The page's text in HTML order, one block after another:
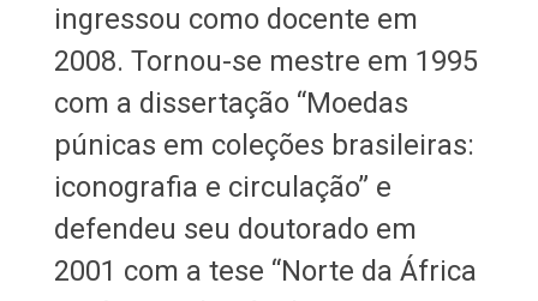
ingressou como docente em
2008. Tornou-se mestre em 1995
com a dissertação “Moedas
púnicas em coleções brasileiras:
iconografia e circulação” e
defendeu seu doutorado em
2001 com a tese “Norte da África